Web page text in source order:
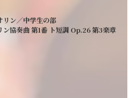
リン／中学生の部
ン協奏曲 第1番 ト短調 Op.26 第3楽章